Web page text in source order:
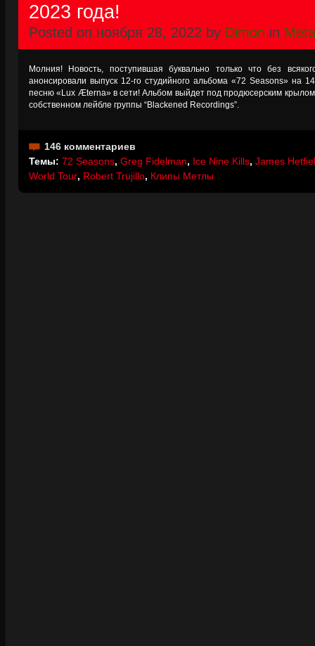
2023 года!
Posted on ноября 28, 2022 by Dimon in
Молния! Новость, поступившая буквально только что без
анонсировали выпуск 12-го студийного альбома «72 Seasons» на
песню «Lux Æterna» в сети! Альбом выйдет под продюсерским
собственном лейбле группы “Blackened Recordings”.
146 комментариев
Темы: 72 Seasons, Greg Fidelman, Ice Nine Kills, James
World Tour, Robert Trujillo, Клипы Метлы